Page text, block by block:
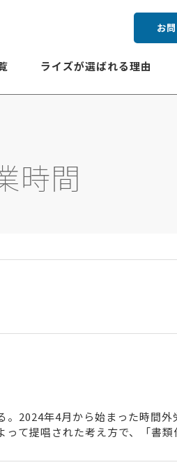
お
ライズが選ばれる理由
時間
。2024年4月から始まった時間外
て提唱された考え方で、「書類